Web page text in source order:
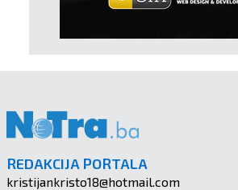
REDAKCIJA PORTALA
kristijankristo18@hotmail.com